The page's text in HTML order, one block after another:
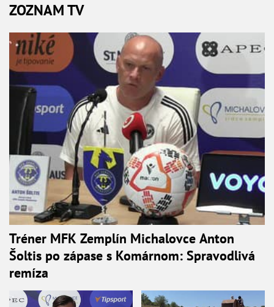
ZOZNAM TV
Tréner MFK Zemplín Michalovce Anton
Šoltis po zápase s Komárnom: Spravodlivá
remíza